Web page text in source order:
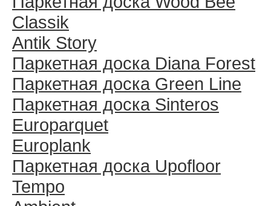
Classik
Antik Story
Паркетная доска Diana Forest
Паркетная доска Green Line
Паркетная доска Sinteros
Europarquet
Europlank
Паркетная доска Upofloor
Tempo